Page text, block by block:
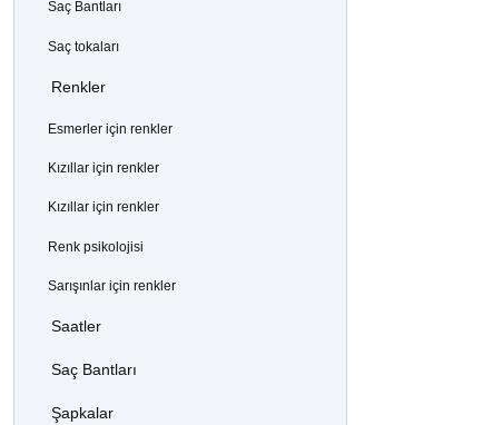
Saç Bantları
Saç tokaları
Renkler
Esmerler için renkler
Kızıllar için renkler
Kızıllar için renkler
Renk psikolojisi
Sarışınlar için renkler
Saatler
Saç Bantları
Şapkalar